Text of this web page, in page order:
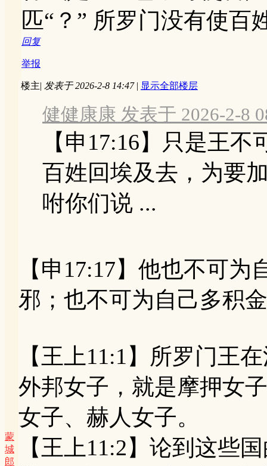
匹“？” 所罗门没有使百
回复
举报
蒙
城
郎
楼主| 发表于 2026-2-8 14:47 | 显示全部楼层
健健康康 发表于 2026-2-8
【申17:16】只是王
百姓回埃及去，为要
咐你们说 ...
【申17:17】他也不可
邪；也不可为自己多积
【王上11:1】所罗门王
外邦女子，就是摩押女
女子、赫人女子。
【王上11:2】论到这些